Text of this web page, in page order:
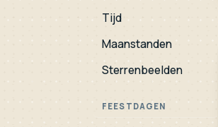
Tijd
Maanstanden
Sterrenbeelden
FEESTDAGEN